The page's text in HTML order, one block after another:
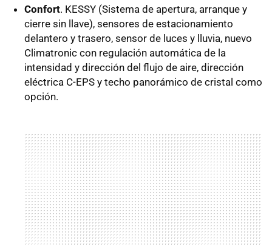
Confort. KESSY (Sistema de apertura, arranque y
cierre sin llave), sensores de estacionamiento
delantero y trasero, sensor de luces y lluvia, nuevo
Climatronic con regulación automática de la
intensidad y dirección del flujo de aire, dirección
eléctrica C-EPS y techo panorámico de cristal como
opción.